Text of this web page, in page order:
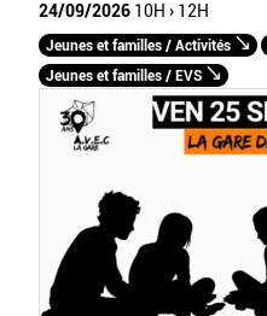
24/09/2026 10H › 12H
Jeunes et familles / Activités
Jeunes et familles / EVS